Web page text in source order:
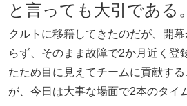
と言っても大引である。
クルトに移籍してきたのだが、開
らず、そのまま故障で2か月近く登
たため目に見えてチームに貢献す
が、今日は大事な場面で2本のタイ